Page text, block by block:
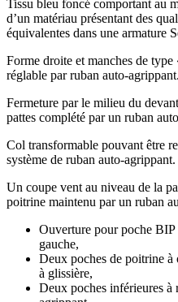
Tissu bleu foncé comportant au
d’un matériau présentant des
équivalentes dans une armature
Forme droite et manches de
réglable par ruban auto-agrippant.
Fermeture par le milieu du
pattes complété par un ruban
Col transformable pouvant être
système de ruban auto-agrippant.
Un coupe vent au niveau de la
poitrine maintenu par un ruban
Ouverture pour poche BIP
gauche,
Deux poches de poitrine à
à glissière,
Deux poches inférieures à